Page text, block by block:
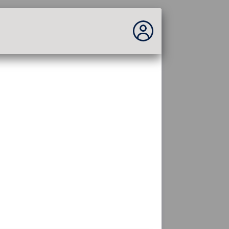
No estás conectado...